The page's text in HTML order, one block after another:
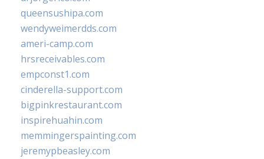
queensushipa.com
wendyweimerdds.com
ameri-camp.com
hrsreceivables.com
empconst1.com
cinderella-support.com
bigpinkrestaurant.com
inspirehuahin.com
memmingerspainting.com
jeremypbeasley.com